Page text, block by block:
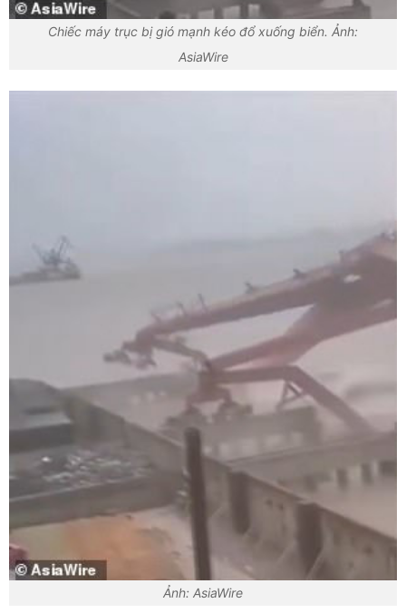
Chiếc máy trục bị gió mạnh kéo đổ xuống biển. Ảnh:
AsiaWire
Ảnh: AsiaWire